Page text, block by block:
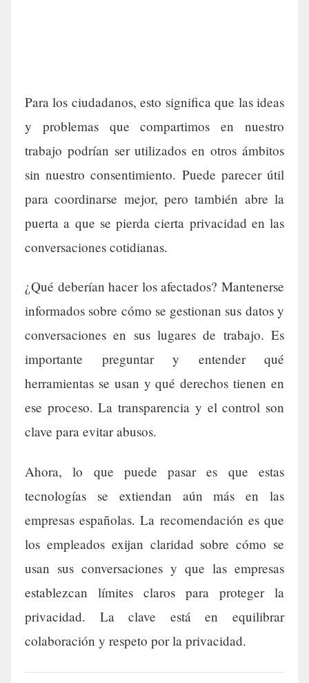
Para los ciudadanos, esto significa que las ideas
y problemas que compartimos en nuestro
trabajo podrían ser utilizados en otros ámbitos
sin nuestro consentimiento. Puede parecer útil
para coordinarse mejor, pero también abre la
puerta a que se pierda cierta privacidad en las
conversaciones cotidianas.
¿Qué deberían hacer los afectados? Mantenerse
informados sobre cómo se gestionan sus datos y
conversaciones en sus lugares de trabajo. Es
importante preguntar y entender qué
herramientas se usan y qué derechos tienen en
ese proceso. La transparencia y el control son
clave para evitar abusos.
Ahora, lo que puede pasar es que estas
tecnologías se extiendan aún más en las
empresas españolas. La recomendación es que
los empleados exijan claridad sobre cómo se
usan sus conversaciones y que las empresas
establezcan límites claros para proteger la
privacidad. La clave está en equilibrar
colaboración y respeto por la privacidad.